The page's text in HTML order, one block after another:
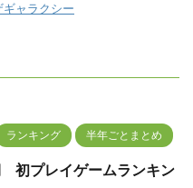
ギャラクシー
ランキング 半年ごとまとめ
初プレイゲームランキン